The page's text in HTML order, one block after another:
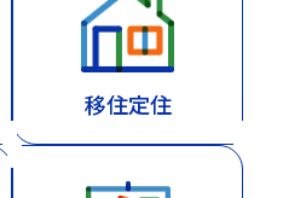
移住定住